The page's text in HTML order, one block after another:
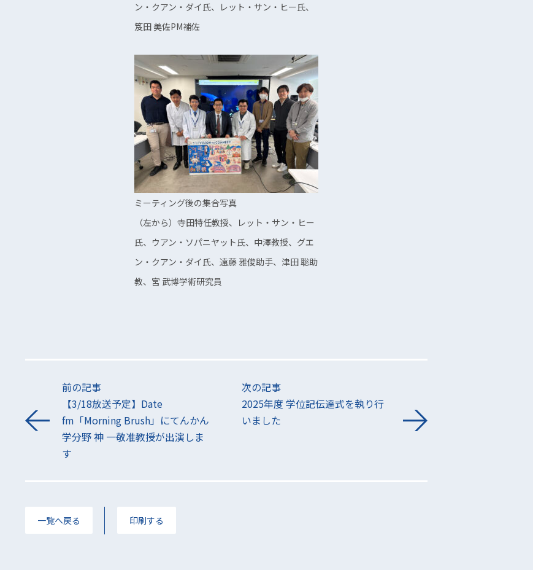
ン・クアン・ダイ氏、レット・サン・ヒー氏、
笈田 美佐PM補佐
ミーティング後の集合写真
（左から）寺田特任教授、レット・サン・ヒー
氏、ウアン・ソパニヤット氏、中澤教授、グエ
ン・クアン・ダイ氏、遠藤 雅俊助手、津田 聡助
教、宮 武博学術研究員
前の記事
【3/18放送予定】Date
fm「Morning Brush」にてんかん
学分野 神 一敬准教授が出演しま
す
次の記事
2025年度 学位記伝達式を執り行
いました
一覧へ戻る 印刷する